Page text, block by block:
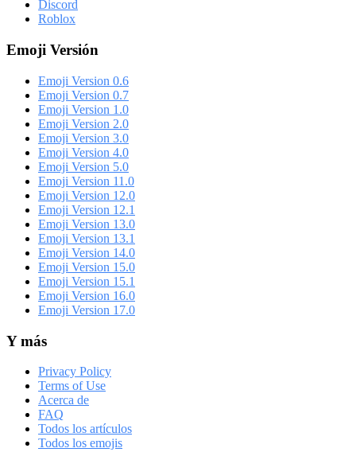
Discord
Roblox
Emoji Versión
Emoji Version 0.6
Emoji Version 0.7
Emoji Version 1.0
Emoji Version 2.0
Emoji Version 3.0
Emoji Version 4.0
Emoji Version 5.0
Emoji Version 11.0
Emoji Version 12.0
Emoji Version 12.1
Emoji Version 13.0
Emoji Version 13.1
Emoji Version 14.0
Emoji Version 15.0
Emoji Version 15.1
Emoji Version 16.0
Emoji Version 17.0
Y más
Privacy Policy
Terms of Use
Acerca de
FAQ
Todos los artículos
Todos los emojis